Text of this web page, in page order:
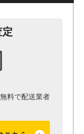
定
料で配送業者